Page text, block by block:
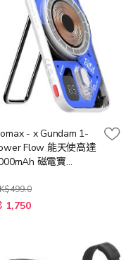
- x Gundam 1-
Flow 能天使高達
磁電寶
1,750